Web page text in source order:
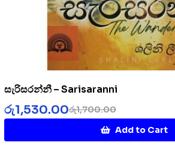
සැරිසරන්නී – Sarisaranni
රු1,700.00
රු1,530.00
Add to Cart